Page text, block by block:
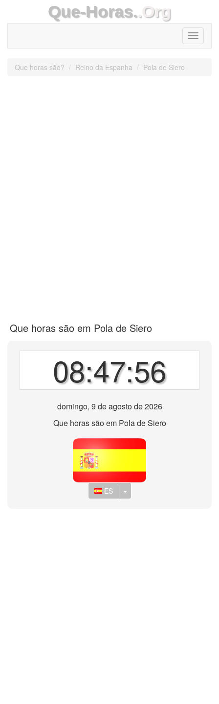
Que-Horas..Org
Toggle
Que horas são? Reino da Espanha Pola de Siero
Que horas são em Pola de Siero
08:47:56
domingo, 9 de agosto de 2026
Que horas são em Pola de Siero
ES Toggle Dropdown